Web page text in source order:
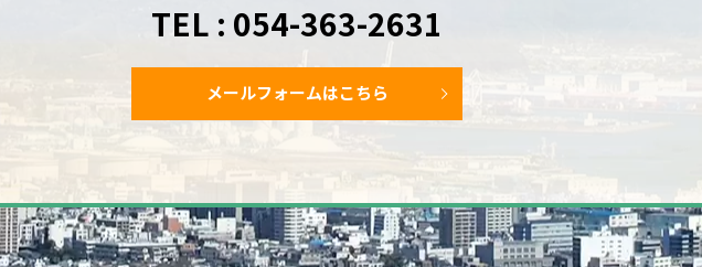
TEL : 054-363-2631
メールフォームはこちら